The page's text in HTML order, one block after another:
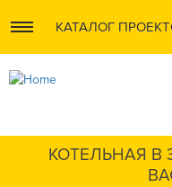
КАТАЛОГ
КОТЕЛЬНАЯ